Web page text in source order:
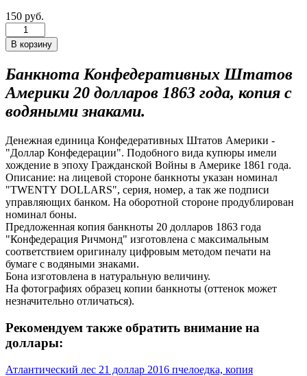
150 руб.
Банкнота Конфедеративных Штатов
Америки 20 долларов 1863 года, копия с
водяными знаками.
Денежная единица Конфедеративных Штатов Америки -
"Доллар Конфедерации". Подобного вида купюры имели
хождение в эпоху Гражданской Войны в Америке 1861 года.
Описание: на лицевой стороне банкноты указан номинал
"TWENTY DOLLARS", серия, номер, а так же подписи
управляющих банком. На оборотной стороне продублирован
номинал боны.
Предложенная копия банкноты 20 долларов 1863 года
"Конфедерация Ричмонд" изготовлена с максимальным
соответствием оригиналу цифровым методом печати на
бумаге с водяными знаками.
Бона изготовлена в натуральную величину.
На фотографиях образец копии банкноты (оттенок может
незначительно отличаться).
Рекомендуем также обратить внимание на
доллары:
Атлантический лес 21 доллар 2016 пчелоедка, копия